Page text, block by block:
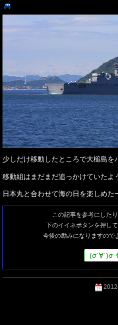
少しだけ移動したところで大槌島を
移動組はまだまだ追っかけていたよ
日本丸と合わせて海の日を楽しめた
この記事を参考にした
下のイイネボタンを押し
今後の励みになりますので
(σ´∀`)σ